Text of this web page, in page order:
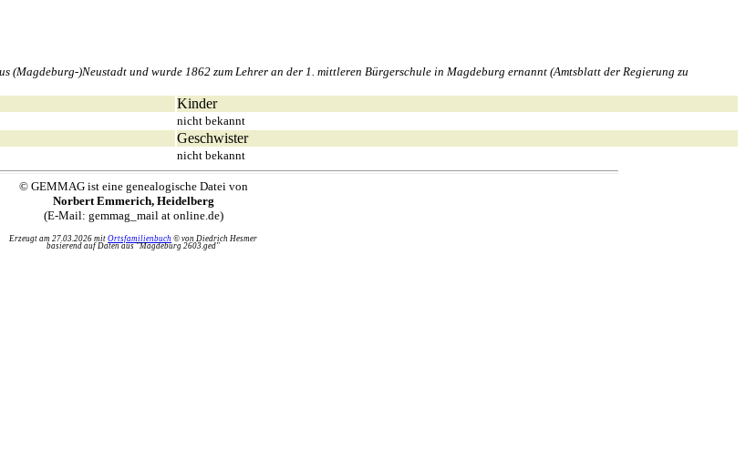
)Neustadt und wurde 1862 zum Lehrer an der 1. mittleren Bürgerschule in Magdeburg ernannt (Amtsblatt der Regierung zu
Kinder
nicht bekannt
Geschwister
nicht bekannt
© GEMMAG ist eine genealogische Datei von
Norbert Emmerich, Heidelberg
(E-Mail: gemmag_mail at online.de)
Erzeugt am 27.03.2026 mit Ortsfamilienbuch © von Diedrich Hesmer
basierend auf Daten aus "Magdeburg 2603.ged"